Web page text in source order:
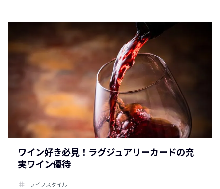
ワイン好き必見！ラグジュアリーカードの充
実ワイン優待
tag
ライフスタイル